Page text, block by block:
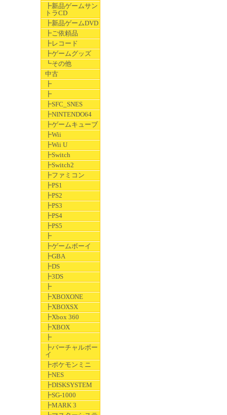
┣新品ゲームサン
トラCD
┣新品ゲームDVD
┣ご依頼品
┣レコード
┣ゲームグッズ
┗その他
中古
┣
┣
┣SFC_SNES
┣NINTENDO64
┣ゲームキューブ
┣Wii
┣Wii U
┣Switch
┣Switch2
┣ファミコン
┣PS1
┣PS2
┣PS3
┣PS4
┣PS5
┣
┣ゲームボーイ
┣GBA
┣DS
┣3DS
┣
┣XBOXONE
┣XBOXSX
┣Xbox 360
┣XBOX
┣
┣バーチャルボー
イ
┣ポケモンミニ
┣NES
┣DISKSYSTEM
┣SG-1000
┣MARK 3